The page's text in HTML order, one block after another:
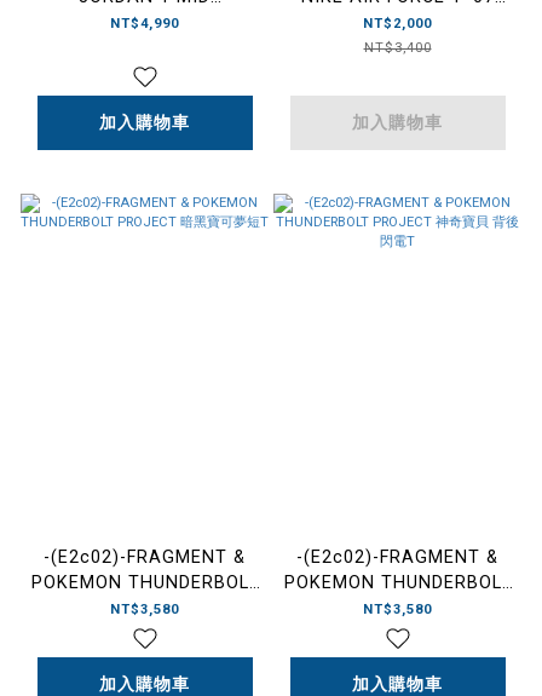
"UNIVERSITY BLUE" 大學
NT$4,990
加入購物車
LV8 "HAVE A NIKE DAY"
標語 小雛菊-DM0118 100
NT$2,000
NT$3,400
加入購物車
-(E2c02)-FRAGMENT &
POKEMON THUNDERBOLT
PROJECT 暗黑寶可夢短T
NT$3,580
加入購物車
-(E2c02)-FRAGMENT &
POKEMON THUNDERBOLT
PROJECT 神奇寶貝 背後閃
電T
NT$3,580
加入購物車